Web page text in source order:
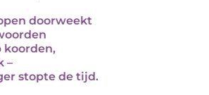
doorweekt
koorden,
–
stopte de tijd.